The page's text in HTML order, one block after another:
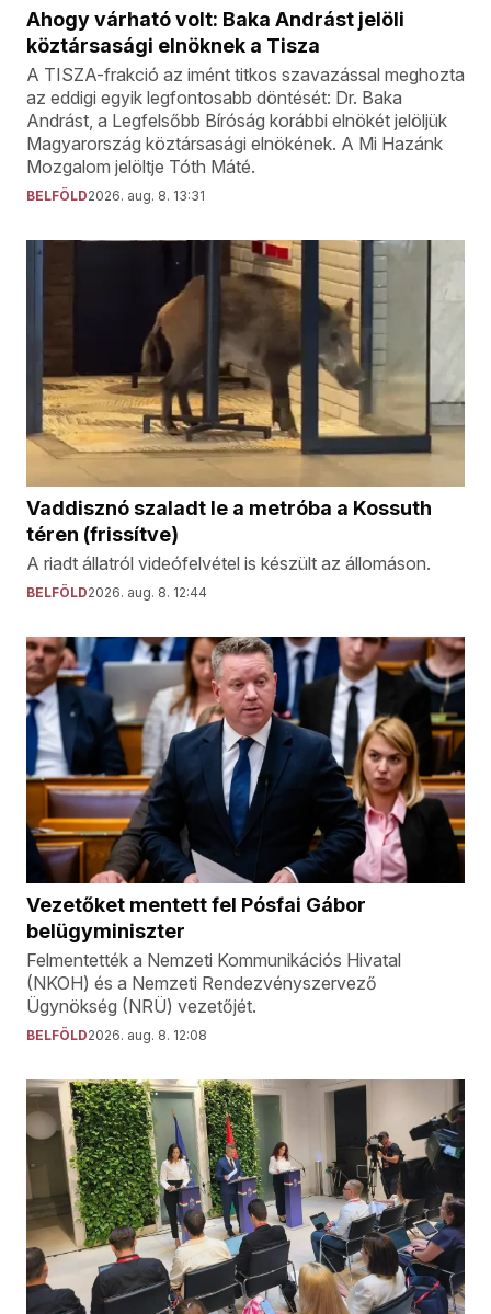
Ahogy várható volt: Baka Andrást jelöli
köztársasági elnöknek a Tisza
A TISZA-frakció az imént titkos szavazással meghozta
az eddigi egyik legfontosabb döntését: Dr. Baka
Andrást, a Legfelsőbb Bíróság korábbi elnökét jelöljük
Magyarország köztársasági elnökének. A Mi Hazánk
Mozgalom jelöltje Tóth Máté.
BELFÖLD2026. aug. 8. 13:31
Vaddisznó szaladt le a metróba a Kossuth
téren (frissítve)
A riadt állatról videófelvétel is készült az állomáson.
BELFÖLD2026. aug. 8. 12:44
Vezetőket mentett fel Pósfai Gábor
belügyminiszter
Felmentették a Nemzeti Kommunikációs Hivatal
(NKOH) és a Nemzeti Rendezvényszervező
Ügynökség (NRÜ) vezetőjét.
BELFÖLD2026. aug. 8. 12:08